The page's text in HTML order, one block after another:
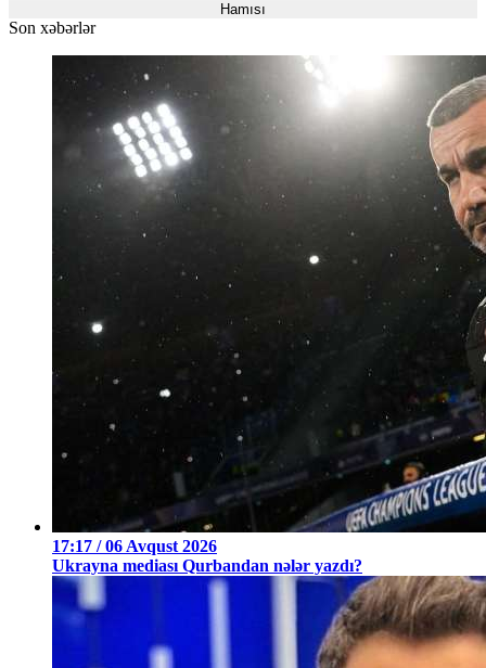
Hamısı
Son xəbərlər
17:17 / 06 Avqust 2026
Ukrayna mediası Qurbandan nələr yazdı?